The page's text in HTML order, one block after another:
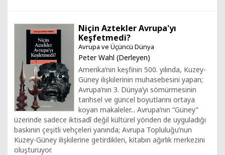
Niçin Aztekler Avrupa'yı
Keşfetmedi?
Avrupa ve Üçüncü Dünya
Peter Wahl (Derleyen)
Amerika’nın keşfinin 500. yılında, Kuzey-
Güney ilişkilerinin muhasebesini yapan;
Avrupa’nın 3. Dünya’yı sömürmesinin
tarihsel ve güncel boyutlarını ortaya
koyan makaleler... Avrupa’nın “Güney”
üzerinde sadece iktisadî değil kültürel yönden de uyguladığı
baskının çeşitli vehçeleri yanında; Avrupa Topluluğu’nun
Kuzey-Güney ilişkilerine getirdikleri, kitabın ağırlık merkezini
oluşturuyor.